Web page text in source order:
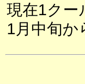
現在1クー
1月中旬か